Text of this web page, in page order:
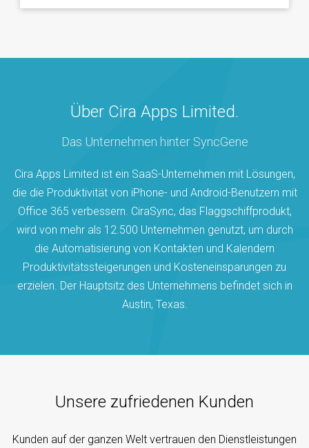
Über Cira Apps Limited.
Das Unternehmen hinter SyncGene
Cira Apps Limited ist ein SaaS-Unternehmen mit Lösungen,
die die Produktivität von iPhone- und Android-Benutzern mit
Office 365 verbessern. CiraSync, das Flaggschiffprodukt,
wird von mehr als 12.500 Unternehmen genutzt, um durch
die Automatisierung von Kontakten und Kalendern
Produktivitätssteigerungen und Kosteneinsparungen zu
erzielen. Der Hauptsitz des Unternehmens befindet sich in
Austin, Texas.
Unsere zufriedenen Kunden
Kunden auf der ganzen Welt vertrauen den Dienstleistungen